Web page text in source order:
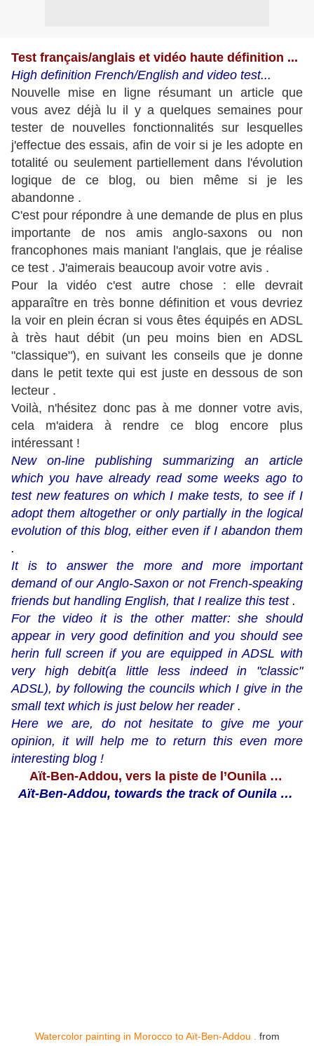
Test français/anglais et vidéo haute définition ...
High definition French/English and video test...
Nouvelle mise en ligne résumant un article que
vous avez déjà lu il y a quelques semaines pour
tester de nouvelles fonctionnalités sur lesquelles
j'effectue des essais, afin de voir si je les adopte en
totalité ou seulement partiellement dans l'évolution
logique de ce blog, ou bien même si je les
abandonne .
C'est pour répondre à une demande de plus en plus
importante de nos amis anglo-saxons ou non
francophones mais maniant l'anglais, que je réalise
ce test . J'aimerais beaucoup avoir votre avis .
Pour la vidéo c'est autre chose : elle devrait
apparaître en très bonne définition et vous devriez
la voir en plein écran si vous êtes équipés en ADSL
à très haut débit (un peu moins bien en ADSL
"classique"), en suivant les conseils que je donne
dans le petit texte qui est juste en dessous de son
lecteur .
Voilà, n'hésitez donc pas à me donner votre avis,
cela m'aidera à rendre ce blog encore plus
intéressant !
New on-line publishing summarizing an article
which you have already read some weeks ago to
test new features on which I make tests, to see if I
adopt them altogether or only partially in the logical
evolution of this blog, either even if I abandon them
.
It is to answer the more and more important
demand of our Anglo-Saxon or not French-speaking
friends but handling English, that I realize this test .
For the video it is the other matter: she should
appear in very good definition and you should see
herin full screen if you are equipped in ADSL with
very high debit(a little less indeed in "classic"
ADSL), by following the councils which I give in the
small text which is just below her reader .
Here we are, do not hesitate to give me your
opinion, it will help me to return this even more
interesting blog !
Aït-Ben-Addou, vers la piste de l’Ounila …
Aït-Ben-Addou, towards the track of Ounila …
Watercolor painting in Morocco to Aït-Ben-Addou .
from